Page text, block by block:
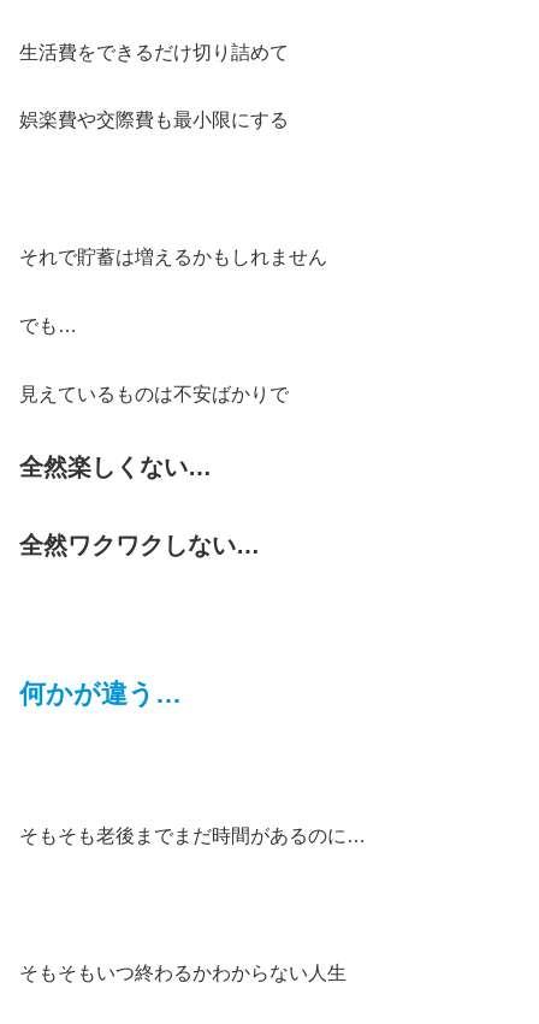
生活費をできるだけ切り詰めて
娯楽費や交際費も最小限にする
それで貯蓄は増えるかもしれません
でも…
見えているものは不安ばかりで
全然楽しくない…
全然ワクワクしない…
何かが違う…
そもそも老後までまだ時間があるのに…
そもそもいつ終わるかわからない人生